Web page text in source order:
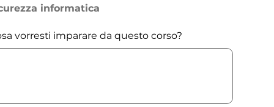
informatica
vorresti imparare da questo corso?